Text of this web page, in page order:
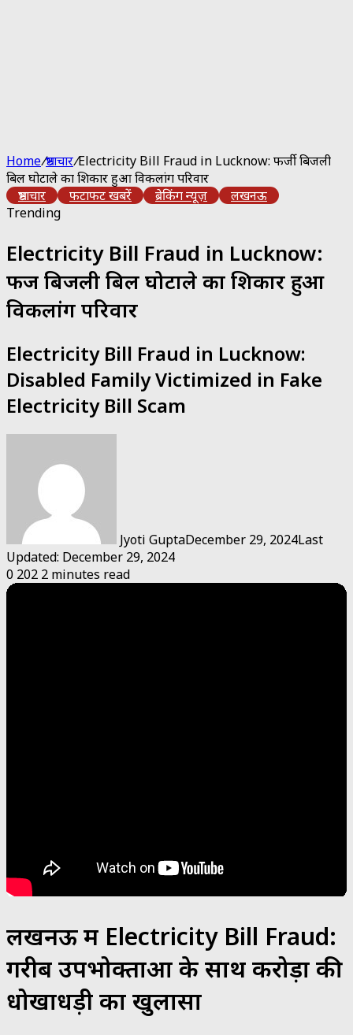
Home/भ्रष्टाचार/Electricity Bill Fraud in Lucknow: फर्जी बिजली
बिल घोटाले का शिकार हुआ विकलांग परिवार
भ्रष्टाचार
फटाफट खबरें ब्रेकिंग न्यूज़
लखनऊ
Trending
Electricity Bill Fraud in Lucknow:
फर्जी बिजली बिल घोटाले का शिकार हुआ
विकलांग परिवार
Electricity Bill Fraud in Lucknow:
Disabled Family Victimized in Fake
Electricity Bill Scam
Jyoti GuptaDecember 29, 2024Last
Updated: December 29, 2024
0 202 2 minutes read
लखनऊ में Electricity Bill Fraud:
गरीब उपभोक्ताओं के साथ करोड़ों की
धोखाधड़ी का खुलासा